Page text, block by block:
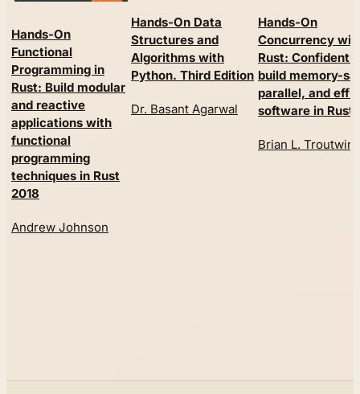
Hands-On
Functional
Programming in
Rust: Build modular
and reactive
applications with
functional
programming
techniques in Rust
2018
Andrew Johnson
Hands-On Data
Structures and
Algorithms with
Python. Third Edition
Dr. Basant Agarwal
Hands-On
Concurrency
Rust: Confidently
build memory-
parallel, and
software in Rust
Brian L.